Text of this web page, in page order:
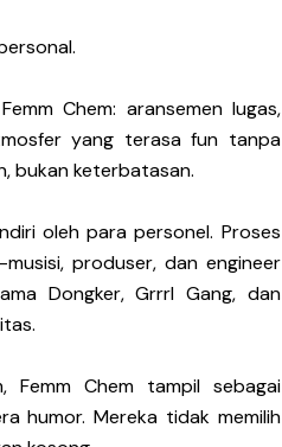
Chem: aransemen lugas,
yang terasa fun tanpa
bukan keterbatasan.
oleh para personel. Proses
produser, dan engineer
Dongker, Grrrl Gang, dan
Femm Chem tampil sebagai
humor. Mereka tidak memilih